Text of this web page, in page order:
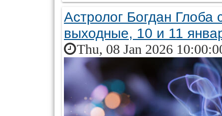
Астролог Богдан Глоба
выходные, 10 и 11
Thu, 08 Jan 2026